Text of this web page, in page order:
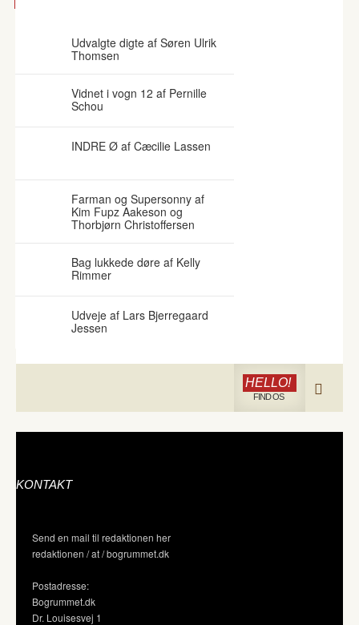
Udvalgte digte af Søren Ulrik
Thomsen
Vidnet i vogn 12 af Pernille
Schou
INDRE Ø af Cæcilie Lassen
Farman og Supersonny af
Kim Fupz Aakeson og
Thorbjørn Christoffersen
Bag lukkede døre af Kelly
Rimmer
Udveje af Lars Bjerregaard
Jessen
HELLO!
FIND OS
KONTAKT
Send en mail til redaktionen her
redaktionen / at / bogrummet.dk
Postadresse:
Bogrummet.dk
Dr. Louisesvej 1